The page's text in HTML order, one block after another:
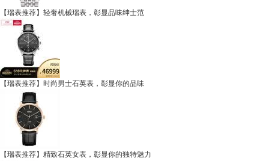
【瑞表推荐】轻奢机械瑞表，彰显品味绅士范
【瑞表推荐】时尚男士石英表，彰显你的品味
【瑞表推荐】精致石英女表，彰显你的独特魅力